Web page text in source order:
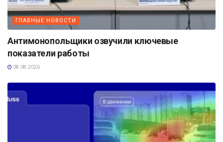
ГЛАВНЫЕ НОВОСТИ
Антимонопольщики озвучили ключевые
показатели работы
08.08.2026